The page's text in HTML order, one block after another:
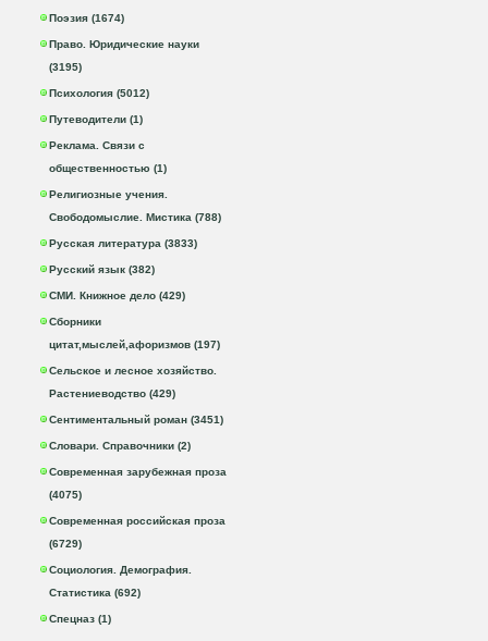
Поэзия (1674)
Право. Юридические науки
(3195)
Психология (5012)
Путеводители (1)
Реклама. Связи с
общественностью (1)
Религиозные учения.
Свободомыслие. Мистика (788)
Русская литература (3833)
Русский язык (382)
СМИ. Книжное дело (429)
Сборники
цитат,мыслей,афоризмов (197)
Сельское и лесное хозяйство.
Растениеводство (429)
Сентиментальный роман (3451)
Словари. Справочники (2)
Современная зарубежная проза
(4075)
Современная российская проза
(6729)
Социология. Демография.
Статистика (692)
Спецназ (1)